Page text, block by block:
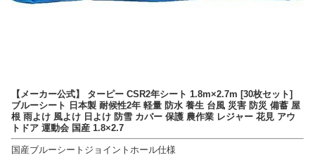
【メーカー公式】 ターピー CSR2年シート 1.8m×2.7m [30枚セット]
ブルーシート 日本製 耐候性2年 軽量 防水 養生 台風 災害 防災 備蓄 屋
根 雨よけ 風よけ 日よけ 防雪 カバー 保護 農作業 レジャー 花見 アウ
トドア 運動会 国産 1.8×2.7
国産ブルーシートジョイントホール仕様